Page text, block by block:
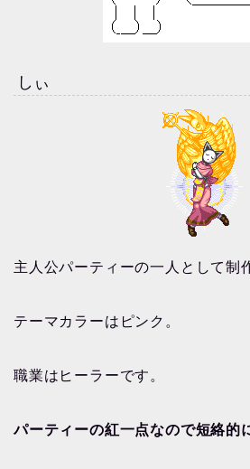
しぃ
主人公パーティーの一人として制
テーマカラーはピンク。
職業はヒーラーです。
パーティーの紅一点なので短絡的